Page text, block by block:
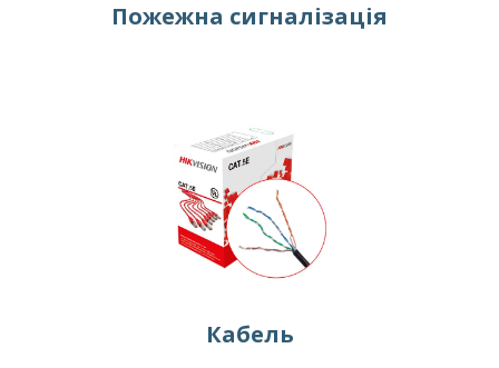
Пожежна сигналізація
Кабель